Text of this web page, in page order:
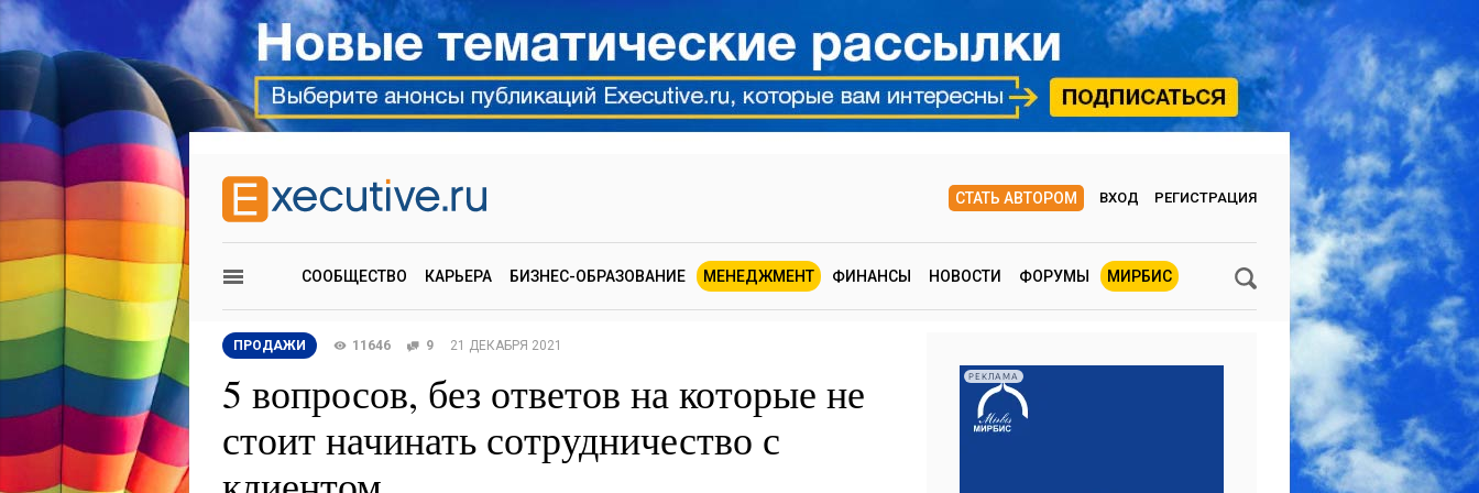
СТАТЬ АВТОРОМ ВХОД РЕГИСТРАЦИЯ
СООБЩЕСТВО КАРЬЕРА БИЗНЕС-ОБРАЗОВАНИЕ МЕНЕДЖМЕНТ ФИНАНСЫ НОВОСТИ ФОРУМЫ МИРБИС
ПРОДАЖИ 11646 9 21 ДЕКАБРЯ 2021
5 вопросов, без ответов на которые не
стоит начинать сотрудничество с
РЕКЛАМА